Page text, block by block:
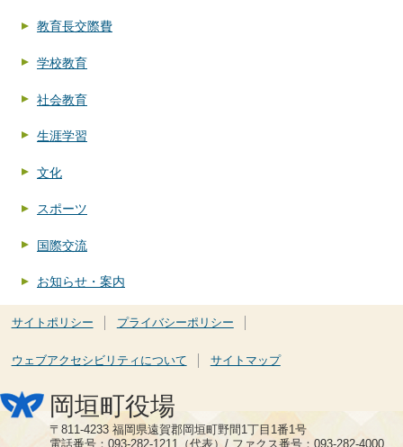
教育長交際費
学校教育
社会教育
生涯学習
文化
スポーツ
国際交流
お知らせ・案内
サイトポリシー プライバシーポリシー
ウェブアクセシビリティについて サイトマップ
岡垣町役場
〒811-4233 福岡県遠賀郡岡垣町野間1丁目1番1号
電話番号：093-282-1211（代表）/ ファクス番号：093-282-4000